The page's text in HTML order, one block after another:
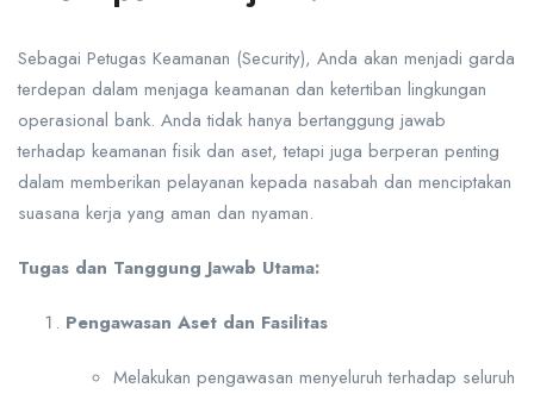
Sebagai Petugas Keamanan (Security), Anda akan menjadi garda
terdepan dalam menjaga keamanan dan ketertiban lingkungan
operasional bank. Anda tidak hanya bertanggung jawab
terhadap keamanan fisik dan aset, tetapi juga berperan penting
dalam memberikan pelayanan kepada nasabah dan menciptakan
suasana kerja yang aman dan nyaman.
Tugas dan Tanggung Jawab Utama:
Pengawasan Aset dan Fasilitas
Melakukan pengawasan menyeluruh terhadap seluruh